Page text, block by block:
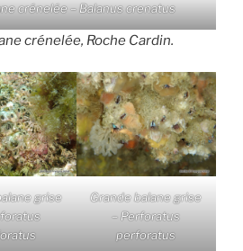
crénelée – Balanus crenatus
crénelée, Roche Cardin.
grise
Grande balane grise
– Perforatus
perforatus